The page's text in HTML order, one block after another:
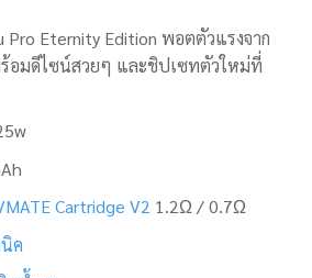
Pro Eternity Edition พอตตัวแรงจาก
อมดีไซน์สวยๆ และชิปเซทตัวใหม่ที่
Cartridge V2 1.2Ω/ 0.7Ω
ค